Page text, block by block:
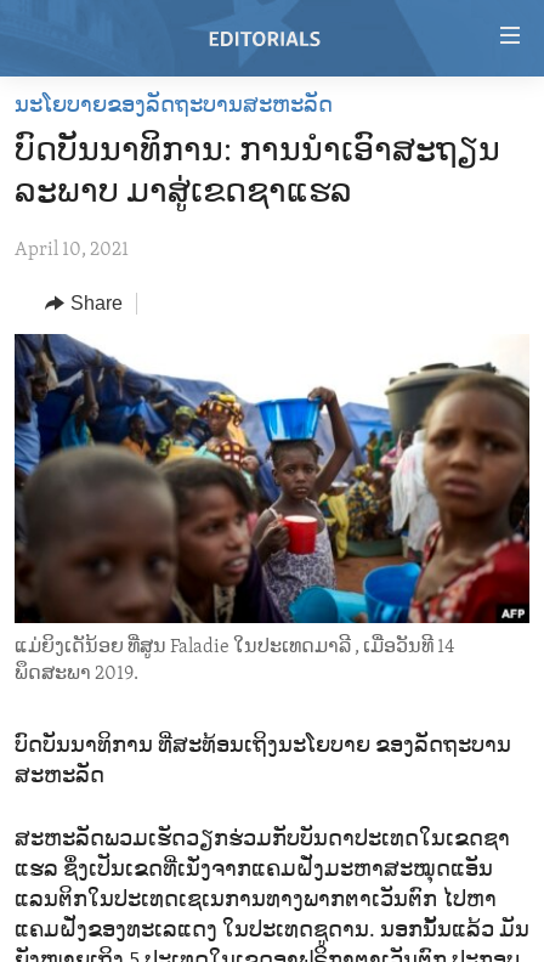
Skip
main
content
to
Navigation
Skip
Search
HOME
REGIONS
AFRICA
AMERICAS
ASIA
EUROPE
MIDDLE EAST
TOPICS
HUMAN RIGHTS
SECURITY AND DEFENSE
AID AND DEVELOPMENT
DEMOCRACY AND GOVERNANCE
ECONOMY AND TRADE
ENVIRONMENT AND HEALTH
IDEALS AND INSTITUTIONS
ARCHIVE
ABOUT US
FOLLOW US
ນະໂຍບາຍຂອງລັດຖະບານສະຫະລັດ
ບົດບັນນາທິການ: ການນຳເອົາສະຖຽນ
ລະພາບ ມາສູ່ເຂດຊາແຮລ
April 10, 2021
Share
ແມ່ຍິງເດັນ້ອຍ ທີ່ສູນ Faladie ໃນປະເທດມາລີ , ເມື່ອວັນທີ 14
ພຶດສະພາ 2019.
ບົດບັນນາທິການ ທີ່ສະທ້ອນເຖິງນະໂຍບາຍ ຂອງລັດຖະບານ
ສະຫະລັດ
ສະຫະລັດພວມເຮັດວຽກຮ່ວມກັບບັນດາປະເທດໃນເຂດຊາ
ແຮລ ຊຶ່ງເປັນເຂດທີ່ເນັ່ງຈາກແຄມຝັ່ງມະຫາສະໝຸດແອັນ
ແລນຕິກໃນປະເທດເຊເນການທາງພາກຕາເວັນຕົກ ໄປຫາ
ແຄມຝັ່ງຂອງທະເລແດງ ໃນປະເທດຊູດານ. ນອກນັ້ນແລ້ວ ມັນ